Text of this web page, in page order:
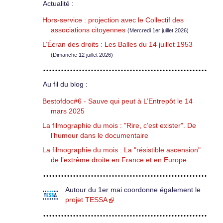
Actualité :
Hors-service : projection avec le Collectif des
associations citoyennes (Mercredi 1er juillet 2026)
L’Écran des droits : Les Balles du 14 juillet 1953
(Dimanche 12 juillet 2026)
Au fil du blog :
Bestofdoc#6 - Sauve qui peut à L’Entrepôt le 14
mars 2025
La filmographie du mois : "Rire, c’est exister". De
l’humour dans le documentaire
La filmographie du mois : La "résistible ascension"
de l’extrême droite en France et en Europe
Autour du 1er mai coordonne également le
projet TESSA